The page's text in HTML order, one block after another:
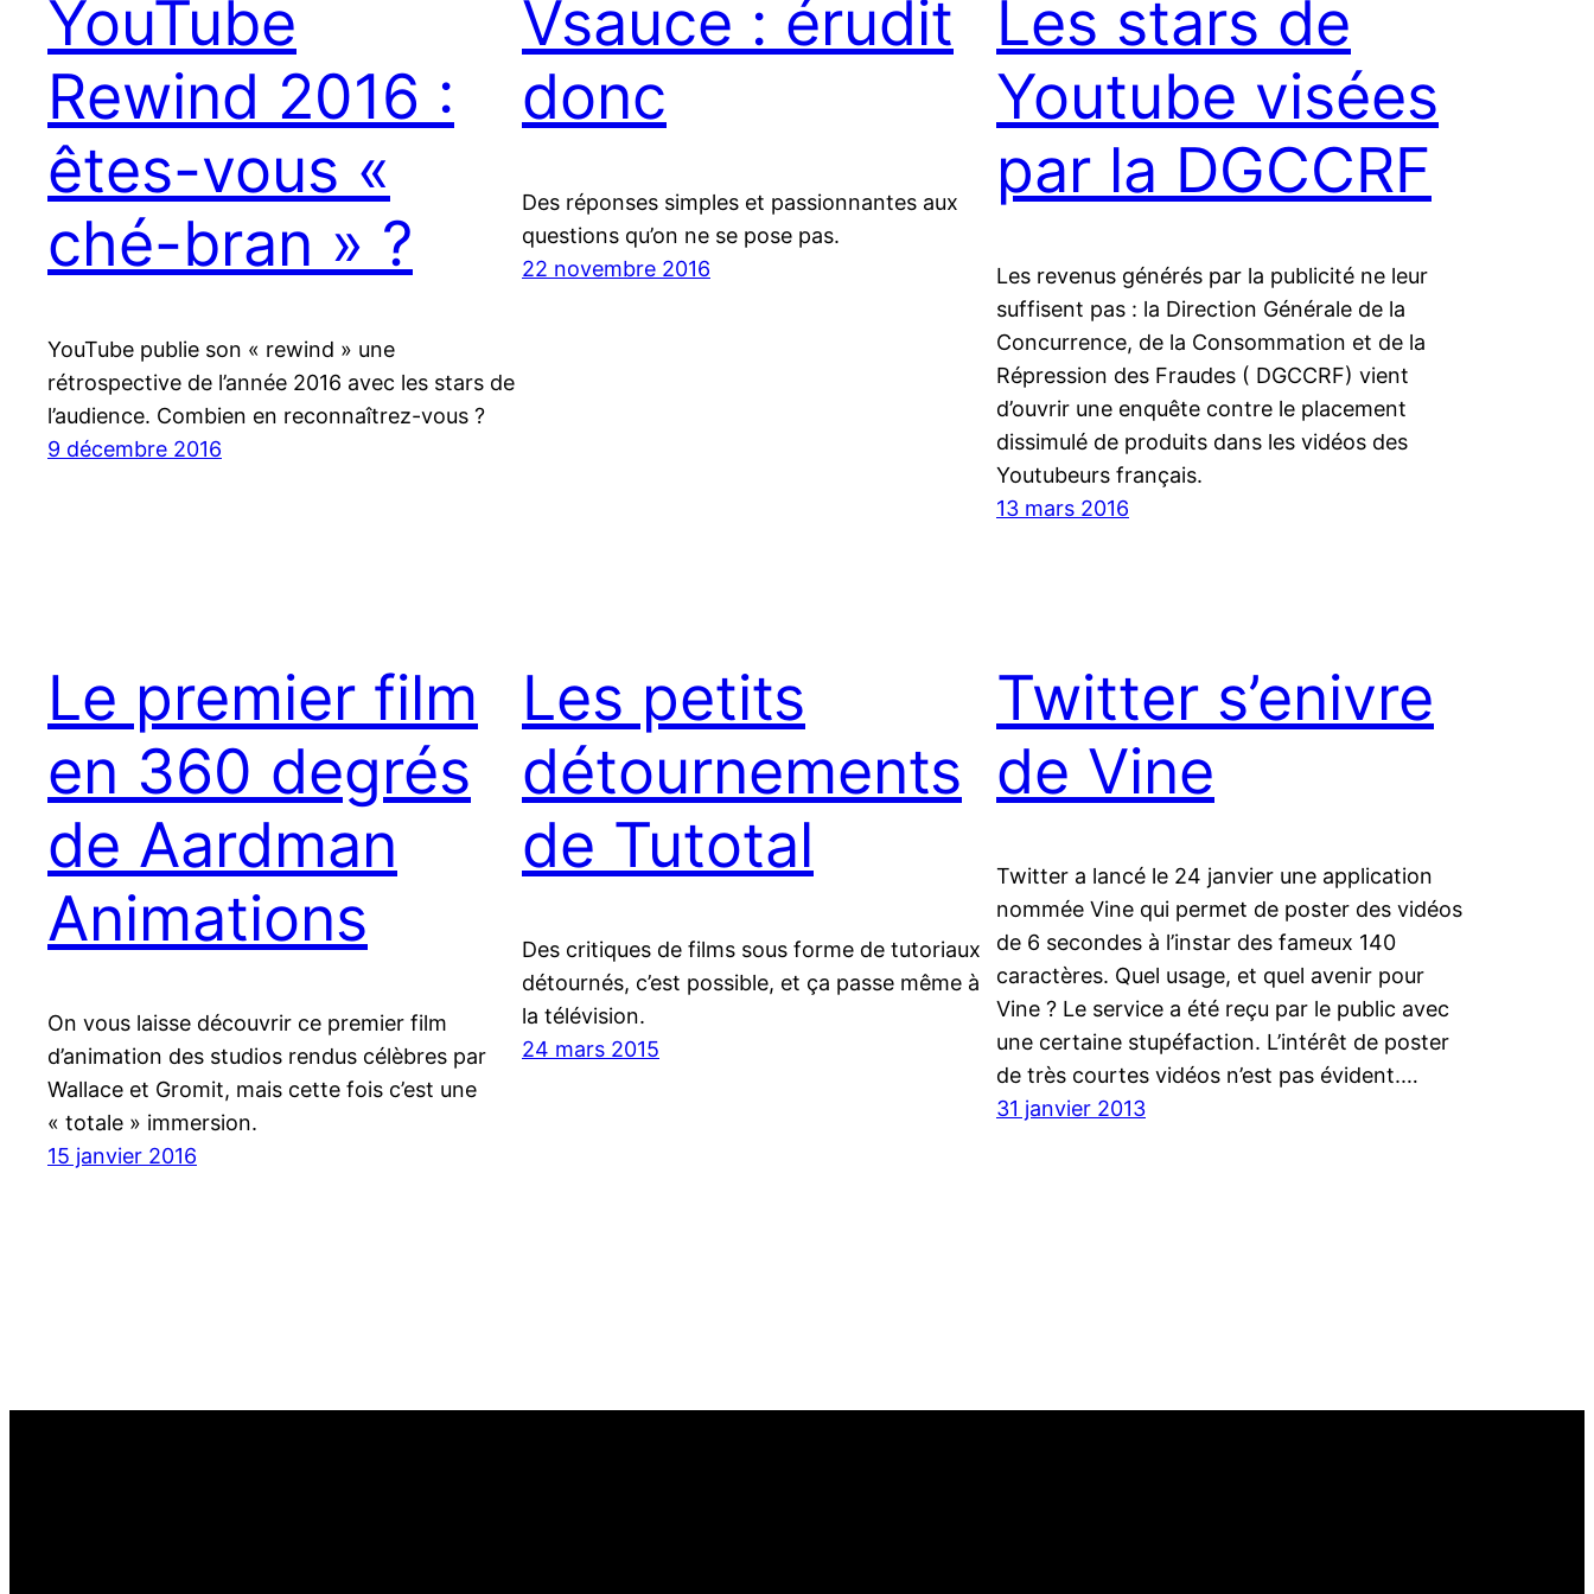
YouTube
Rewind 2016 :
êtes-vous «
ché-bran » ?
YouTube publie son « rewind » une
rétrospective de l’année 2016 avec les stars de
l’audience. Combien en reconnaîtrez-vous ?
9 décembre 2016
Vsauce : érudit
donc
Des réponses simples et passionnantes aux
questions qu’on ne se pose pas.
22 novembre 2016
Les stars de
Youtube visées
par la DGCCRF
Les revenus générés par la publicité ne leur
suffisent pas : la Direction Générale de la
Concurrence, de la Consommation et de la
Répression des Fraudes ( DGCCRF) vient
d’ouvrir une enquête contre le placement
dissimulé de produits dans les vidéos des
Youtubeurs français.
13 mars 2016
Le premier film
en 360 degrés
de Aardman
Animations
On vous laisse découvrir ce premier film
d’animation des studios rendus célèbres par
Wallace et Gromit, mais cette fois c’est une
« totale » immersion.
15 janvier 2016
Les petits
détournements
de Tutotal
Des critiques de films sous forme de tutoriaux
détournés, c’est possible, et ça passe même à
la télévision.
24 mars 2015
Twitter s’enivre
de Vine
Twitter a lancé le 24 janvier une application
nommée Vine qui permet de poster des vidéos
de 6 secondes à l’instar des fameux 140
caractères. Quel usage, et quel avenir pour
Vine ? Le service a été reçu par le public avec
une certaine stupéfaction. L’intérêt de poster
de très courtes vidéos n’est pas évident.…
31 janvier 2013